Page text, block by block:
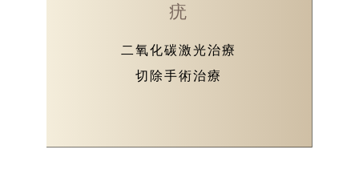
疣
二氧化碳激光治療
切除手術治療